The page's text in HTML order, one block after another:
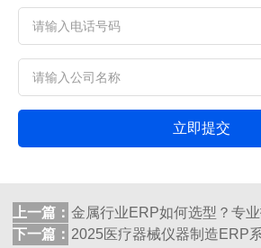
立即提交
上一篇： 金属行业ERP如何选型？专业指
下一篇： 2025医疗器械仪器制造ERP